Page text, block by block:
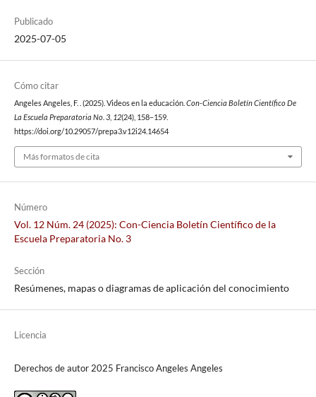
Publicado
2025-07-05
Cómo citar
Angeles Angeles, F. . (2025). Videos en la educación. Con-Ciencia Boletín Científico De
La Escuela Preparatoria No. 3, 12(24), 158–159.
https://doi.org/10.29057/prepa3.v12i24.14654
Más formatos de cita
Número
Vol. 12 Núm. 24 (2025): Con-Ciencia Boletín Científico de la
Escuela Preparatoria No. 3
Sección
Resúmenes, mapas o diagramas de aplicación del conocimiento
Licencia
Derechos de autor 2025 Francisco Angeles Angeles